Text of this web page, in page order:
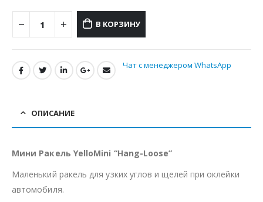
В КОРЗИНУ
Чат с менеджером WhatsApp
ОПИСАНИЕ
Мини Ракель YelloMini “Hang-Loose”
Маленький ракель для узких углов и щелей при оклейки
автомобиля.